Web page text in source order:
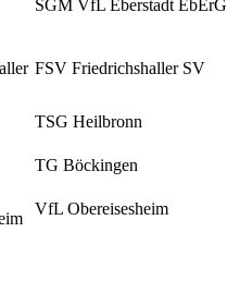
SGM VfL Eberstadt EbErG
FSV Friedrichshaller SV
TSG Heilbronn
TG Böckingen
VfL Obereisesheim